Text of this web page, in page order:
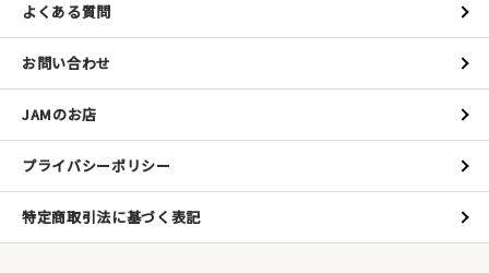
よくある質問
お問い合わせ
JAMのお店
プライバシーポリシー
特定商取引法に基づく表記